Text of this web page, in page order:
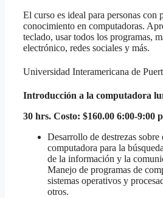
El curso es ideal para personas con
conocimiento en computadoras.
teclado, usar todos los programas,
electrónico, redes sociales y más.
Universidad Interamericana de
Introducción a la computadora
30 hrs. Costo: $160.00 6:00-9:00
Desarrollo de destrezas sobre
computadora para la
de la información y la
Manejo de programas de
sistemas operativos y
otros.